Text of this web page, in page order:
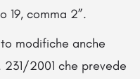
19, comma 2”.
modifiche anche
231/2001 che prevede